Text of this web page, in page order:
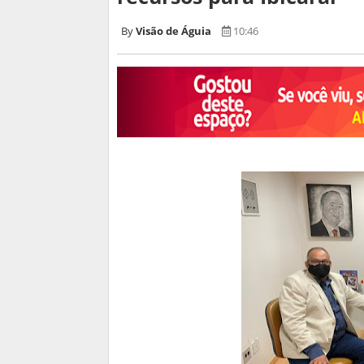
Visão de Águia 10:46